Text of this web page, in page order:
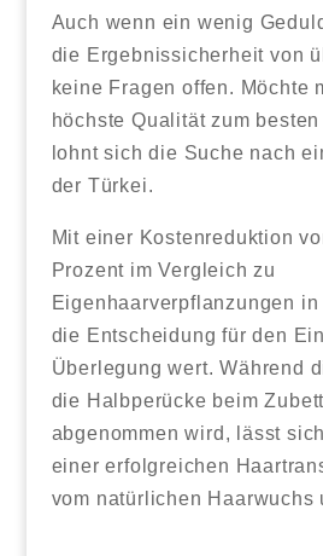
Auch wenn ein wenig
die Ergebnissicherheit von
keine Fragen offen. Möchte
höchste Qualität zum
lohnt sich die Suche nach
der Türkei.
Mit einer Kostenreduktion
Prozent im Vergleich zu
Eigenhaarverpflanzungen
die Entscheidung für den
Überlegung wert. Während
die Halbperücke beim
abgenommen wird, lässt
einer erfolgreichen
vom natürlichen Haarwuchs